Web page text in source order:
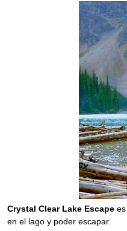
Crystal Clear Lake Escape
en el lago y poder escapar.